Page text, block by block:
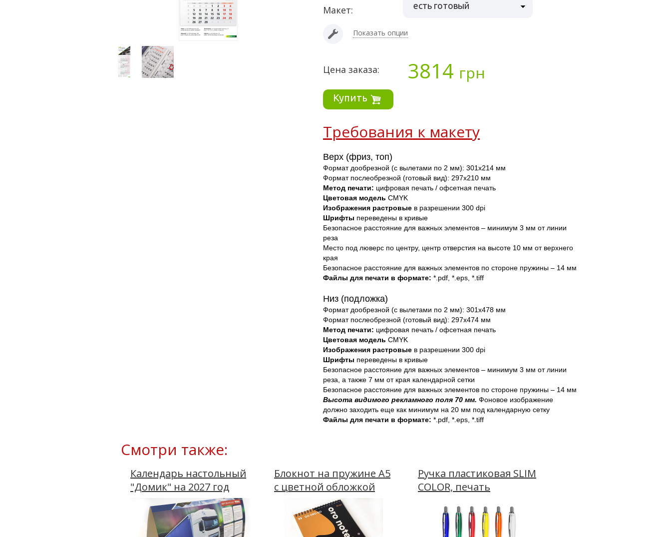
Макет: есть готовый
Показать опции
Цена заказа: 3814 грн
Купить
Требования к макету
Верх (фриз, топ)
Формат дообрезной (с вылетами по 2 мм): 301х214 мм
Формат послеобрезной (готовый вид): 297х210 мм
Метод печати: цифровая печать / офсетная печать
Цветовая модель CMYK
Изображения растровые в разрешении 300 dpi
Шрифты переведены в кривые
Безопасное расстояние для важных элементов – минимум 3 мм от линии
реза
Место под люверс по центру, центр отверстия на высоте 10 мм от верхнего
края
Безопасное расстояние для важных элементов по стороне пружины – 14 мм
Файлы для печати в формате: *.pdf, *.eps, *.tiff
Низ (подложка)
Формат дообрезной (с вылетами по 2 мм): 301х478 мм
Формат послеобрезной (готовый вид): 297х474 мм
Метод печати: цифровая печать / офсетная печать
Цветовая модель CMYK
Изображения растровые в разрешении 300 dpi
Шрифты переведены в кривые
Безопасное расстояние для важных элементов – минимум 3 мм от линии
реза, а также 7 мм от края календарной сетки
Безопасное расстояние для важных элементов по стороне пружины – 14 мм
Высота видимого рекламного поля 70 мм. Фоновое изображение
должно заходить еще как минимум на 20 мм под календарную сетку
Файлы для печати в формате: *.pdf, *.eps, *.tiff
Смотри также:
Календарь настольный
"Домик" на 2027 год
Блокнот на пружине А5
с цветной обложкой
Ручка пластиковая SLIM
COLOR, печать